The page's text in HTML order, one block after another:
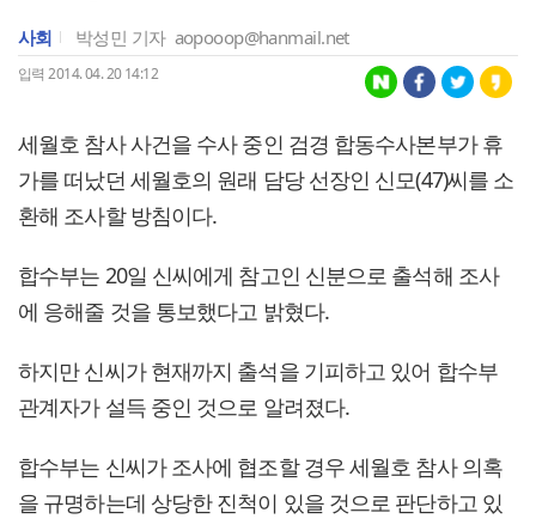
사회 박성민 기자 aopooop@hanmail.net
입력 2014. 04. 20 14:12
세월호 참사 사건을 수사 중인 검경 합동수사본부가 휴
가를 떠났던 세월호의 원래 담당 선장인 신모(47)씨를 소
환해 조사할 방침이다.
합수부는 20일 신씨에게 참고인 신분으로 출석해 조사
에 응해줄 것을 통보했다고 밝혔다.
하지만 신씨가 현재까지 출석을 기피하고 있어 합수부
관계자가 설득 중인 것으로 알려졌다.
합수부는 신씨가 조사에 협조할 경우 세월호 참사 의혹
을 규명하는데 상당한 진척이 있을 것으로 판단하고 있